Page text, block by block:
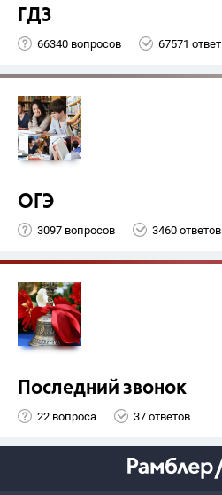
ГДЗ
66340 вопросов 67571 ответ
ОГЭ
3097 вопросов 3460 ответов
Последний звонок
22 вопроса 37 ответов